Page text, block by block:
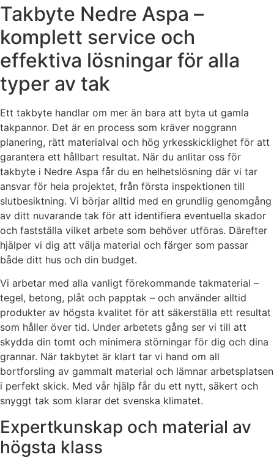
Takbyte Nedre Aspa –
komplett service och
effektiva lösningar för alla
typer av tak
Ett takbyte handlar om mer än bara att byta ut gamla
takpannor. Det är en process som kräver noggrann
planering, rätt materialval och hög yrkesskicklighet för att
garantera ett hållbart resultat. När du anlitar oss för
takbyte i Nedre Aspa får du en helhetslösning där vi tar
ansvar för hela projektet, från första inspektionen till
slutbesiktning. Vi börjar alltid med en grundlig genomgång
av ditt nuvarande tak för att identifiera eventuella skador
och fastställa vilket arbete som behöver utföras. Därefter
hjälper vi dig att välja material och färger som passar
både ditt hus och din budget.
Vi arbetar med alla vanligt förekommande takmaterial –
tegel, betong, plåt och papptak – och använder alltid
produkter av högsta kvalitet för att säkerställa ett resultat
som håller över tid. Under arbetets gång ser vi till att
skydda din tomt och minimera störningar för dig och dina
grannar. När takbytet är klart tar vi hand om all
bortforsling av gammalt material och lämnar arbetsplatsen
i perfekt skick. Med vår hjälp får du ett nytt, säkert och
snyggt tak som klarar det svenska klimatet.
Expertkunskap och material av
högsta klass